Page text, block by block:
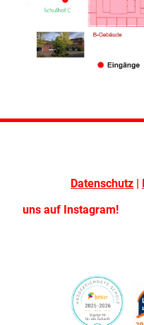
Datenschutz
uns auf Instagram!